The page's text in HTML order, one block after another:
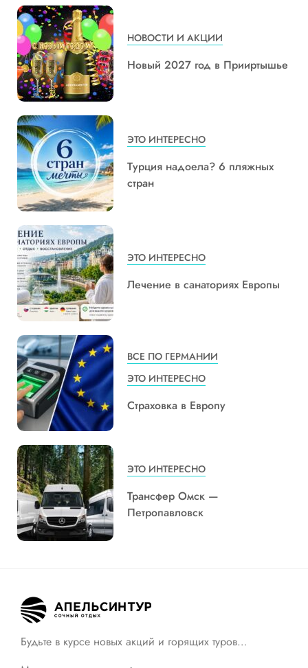
НОВОСТИ И АКЦИИ
Новый 2027 год в Прииртышье
ЭТО ИНТЕРЕСНО
Турция надоела? 6 пляжных
стран
ЭТО ИНТЕРЕСНО
Лечение в санаториях Европы
ВСЕ ПО ГЕРМАНИИ
ЭТО ИНТЕРЕСНО
Страховка в Европу
ЭТО ИНТЕРЕСНО
Трансфер Омск —
Петропавловск
Будьте в курсе новых акций и горящих туров…